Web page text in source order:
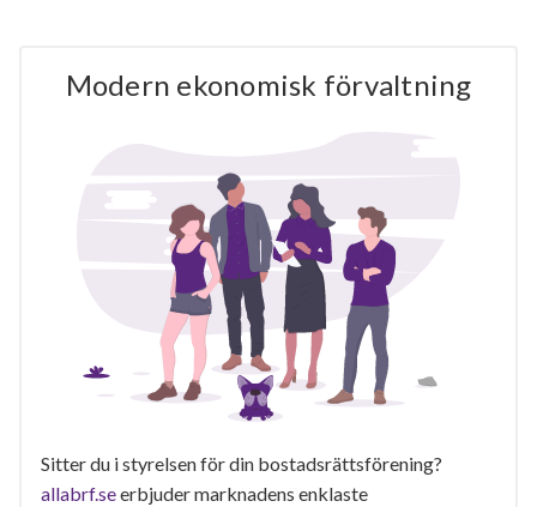
Modern ekonomisk förvaltning
Sitter du i styrelsen för din bostadsrättsförening?
allabrf.seerbjuder marknadens enklaste